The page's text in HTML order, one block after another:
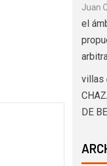
Juan
el
villas
DE